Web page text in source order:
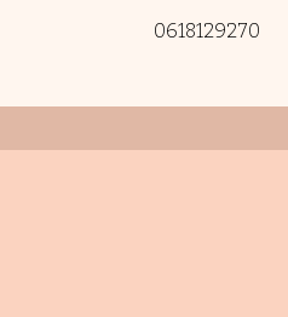
0618129270